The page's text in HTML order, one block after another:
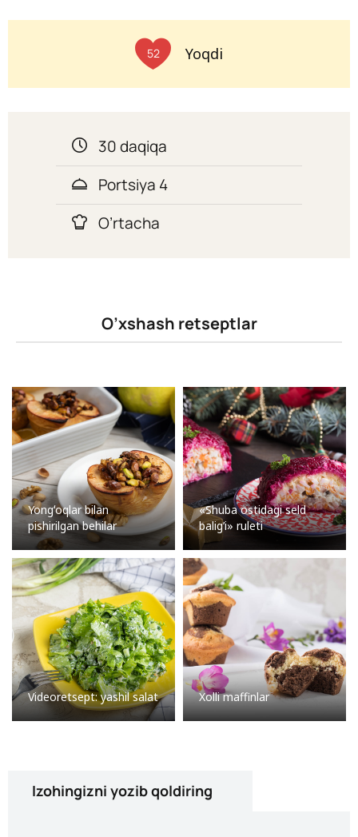
52 Yoqdi
30 daqiqa
Portsiya 4
O’rtacha
O’xshash retseptlar
Yongʻoqlar bilan
pishirilgan behilar
«Shuba ostidagi seld
balig’i» ruleti
Videoretsept: yashil salat Xolli maffinlar
Izohingizni yozib qoldiring